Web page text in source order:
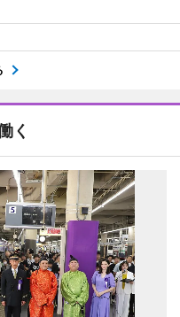
く